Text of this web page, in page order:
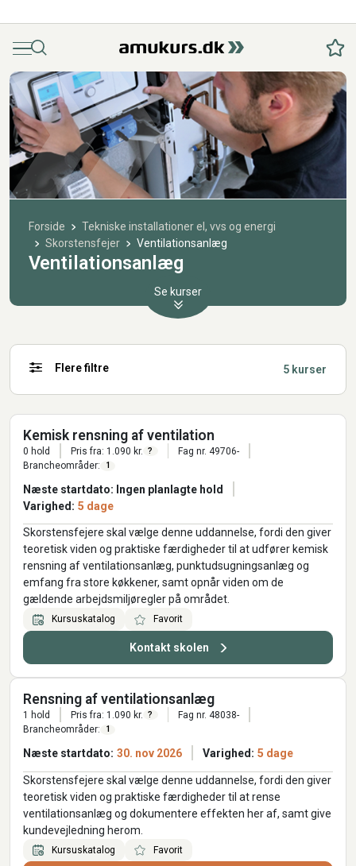
MenuSøg
Forside
Tekniske installationer el, vvs og energi
Skorstensfejer
Ventilationsanlæg
Ventilationsanlæg
Se kurser
Flere filtre 5 kurser
Kemisk rensning af ventilation
0 hold Pris fra: 1.090 kr. ?
Fag nr. 49706-
Brancheområder:
1
Næste startdato: Ingen planlagte hold
Varighed: 5 dage
Skorstensfejere skal vælge denne uddannelse, fordi den giver
teoretisk viden og praktiske færdigheder til at udfører kemisk
rensning af ventilationsanlæg, punktudsugningsanlæg og
emfang fra store køkkener, samt opnår viden om de
gældende arbejdsmiljøregler på området.
Kursuskatalog Favorit
Kontakt skolen
Rensning af ventilationsanlæg
1 hold Pris fra: 1.090 kr. ?
Fag nr. 48038-
Brancheområder:
1
Næste startdato: 30. nov 2026 Varighed: 5 dage
Skorstensfejere skal vælge denne uddannelse, fordi den giver
teoretisk viden og praktiske færdigheder til at rense
ventilationsanlæg og dokumentere effekten her af, samt give
kundevejledning herom.
Kursuskatalog Favorit